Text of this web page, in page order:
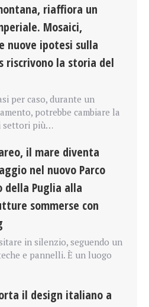
riaffiora un
Mosaici,
nuove ipotesi sulla
riscrivono la storia del
per caso, durante un
potrebbe cambiare la
settori più…
il mare diventa
nel nuovo Parco
della Puglia alla
sommerse con
in silenzio, seguendo un
e pannelli. È un luogo
il design italiano a